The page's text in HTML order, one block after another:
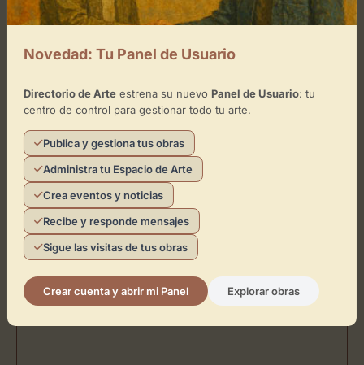
Ubicación de Monkey Blue
Novedad: Tu Panel de Usuario
Directorio de Arteestrena su nuevo Panel de Usuario: tu
centro de control para gestionar todo tu arte.
Publica y gestiona tus obras
Administra tu Espacio de Arte
Crea eventos y noticias
Recibe y responde mensajes
Sigue las visitas de tus obras
Crear cuenta y abrir mi Panel Explorar obras